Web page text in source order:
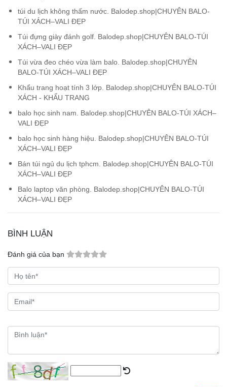
túi du lịch không thấm nước. Balodep.shop|CHUYÊN BALO-
TÚI XÁCH–VALI ĐẸP
Túi đựng giày đánh golf. Balodep.shop|CHUYÊN BALO-TÚI
XÁCH–VALI ĐẸP
Túi vừa đeo chéo vừa làm balo. Balodep.shop|CHUYÊN
BALO-TÚI XÁCH–VALI ĐẸP
Khẩu trang hoạt tính 3 lớp. Balodep.shop|CHUYÊN BALO-TÚI
XÁCH - KHẨU TRANG
balo học sinh nam. Balodep.shop|CHUYÊN BALO-TÚI XÁCH–
VALI ĐẸP
balo học sinh hàng hiệu. Balodep.shop|CHUYÊN BALO-TÚI
XÁCH–VALI ĐẸP
Bán túi ngủ du lịch tphcm. Balodep.shop|CHUYÊN BALO-TÚI
XÁCH–VALI ĐẸP
Balo laptop văn phòng. Balodep.shop|CHUYÊN BALO-TÚI
XÁCH–VALI ĐẸP
BÌNH LUẬN
Đánh giá của bạn